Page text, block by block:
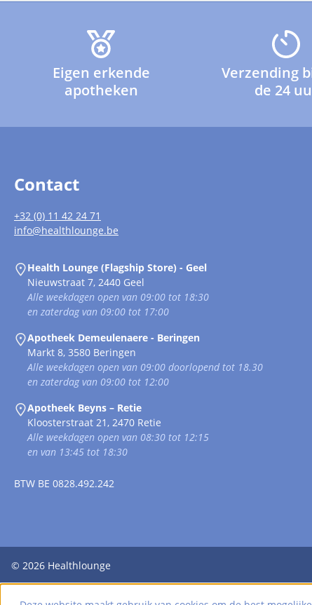
Eigen erkende
apotheken
Verzending
de 24
Contact
+32 (0) 11 42 24 71
info@healthlounge.be
Health Lounge (Flagship Store) - Geel
Nieuwstraat 7, 2440 Geel
Alle weekdagen open van 09:00 tot 18:30
en zaterdag van 09:00 tot 17:00
Apotheek Demeulenaere - Beringen
Markt 8, 3580 Beringen
Alle weekdagen open van 09:00 doorlopend tot 18.30
en zaterdag van 09:00 tot 12:00
Apotheek Beyns – Retie
Kloosterstraat 21, 2470 Retie
Alle weekdagen open van 08:30 tot 12:15
en van 13:45 tot 18:30
BTW BE 0828.492.242
© 2026 Healthlounge